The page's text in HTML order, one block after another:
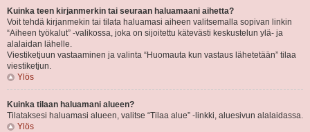
Kuinka teen kirjanmerkin tai seuraan haluamaani aihetta?
Voit tehdä kirjanmekin tai tilata haluamasi aiheen valitsemalla sopivan linkin
“Aiheen työkalut” -valikossa, joka on sijoitettu kätevästi keskustelun ylä- ja
alalaidan lähelle.
Viestiketjuun vastaaminen ja valinta “Huomauta kun vastaus lähetetään” tilaa
viestiketjun.
Ylös
Kuinka tilaan haluamani alueen?
Tilataksesi haluamasi alueen, valitse “Tilaa alue” -linkki, aluesivun alalaidassa.
Ylös